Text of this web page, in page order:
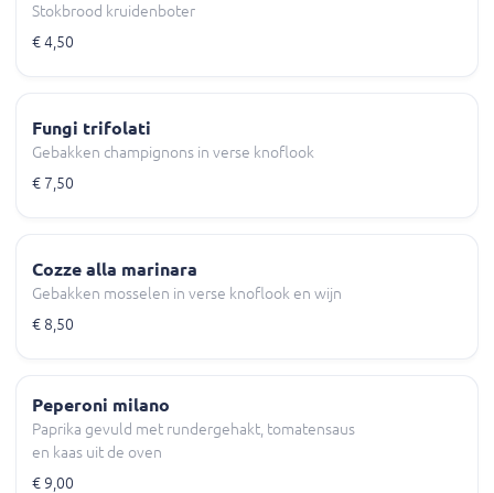
Stokbrood kruidenboter
€ 4,50
Fungi trifolati
Gebakken champignons in verse knoflook
€ 7,50
Cozze alla marinara
Gebakken mosselen in verse knoflook en wijn
€ 8,50
Peperoni milano
Paprika gevuld met rundergehakt, tomatensaus
en kaas uit de oven
€ 9,00